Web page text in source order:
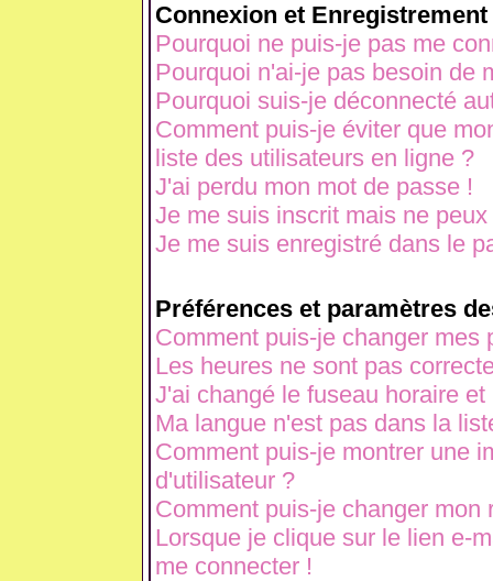
Connexion et Enregistrement
Pourquoi ne puis-je pas me
Pourquoi n'ai-je pas besoin de
Pourquoi suis-je déconnecté
Comment puis-je éviter que
liste des utilisateurs en ligne ?
J'ai perdu mon mot de passe !
Je me suis inscrit mais ne
Je me suis enregistré dans le
Préférences et paramètres
Comment puis-je changer mes
Les heures ne sont pas
J'ai changé le fuseau horaire
Ma langue n'est pas dans la
Comment puis-je montrer une
d'utilisateur ?
Comment puis-je changer mon
Lorsque je clique sur le lien e-
me connecter !